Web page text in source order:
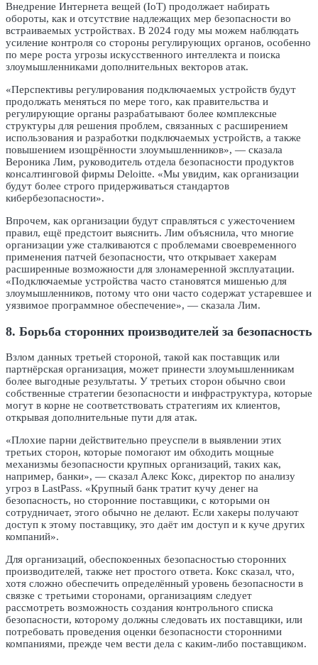
Внедрение Интернета вещей (IoT) продолжает набирать
обороты, как и отсутствие надлежащих мер безопасности во
встраиваемых устройствах. В 2024 году мы можем наблюдать
усиление контроля со стороны регулирующих органов, особенно
по мере роста угрозы искусственного интеллекта и поиска
злоумышленниками дополнительных векторов атак.
«Перспективы регулирования подключаемых устройств будут
продолжать меняться по мере того, как правительства и
регулирующие органы разрабатывают более комплексные
структуры для решения проблем, связанных с расширением
использования и разработки подключаемых устройств, а также
повышением изощрённости злоумышленников», — сказала
Вероника Лим, руководитель отдела безопасности продуктов
консалтинговой фирмы Deloitte. «Мы увидим, как организации
будут более строго придерживаться стандартов
кибербезопасности».
Впрочем, как организации будут справляться с ужесточением
правил, ещё предстоит выяснить. Лим объяснила, что многие
организации уже сталкиваются с проблемами своевременного
применения патчей безопасности, что открывает хакерам
расширенные возможности для злонамеренной эксплуатации.
«Подключаемые устройства часто становятся мишенью для
злоумышленников, потому что они часто содержат устаревшее и
уязвимое программное обеспечение», — сказала Лим.
8. Борьба сторонних производителей за безопасность
Взлом данных третьей стороной, такой как поставщик или
партнёрская организация, может принести злоумышленникам
более выгодные результаты. У третьих сторон обычно свои
собственные стратегии безопасности и инфраструктура, которые
могут в корне не соответствовать стратегиям их клиентов,
открывая дополнительные пути для атак.
«Плохие парни действительно преуспели в выявлении этих
третьих сторон, которые помогают им обходить мощные
механизмы безопасности крупных организаций, таких как,
например, банки», — сказал Алекс Кокс, директор по анализу
угроз в LastPass. «Крупный банк тратит кучу денег на
безопасность, но сторонние поставщики, с которыми он
сотрудничает, этого обычно не делают. Если хакеры получают
доступ к этому поставщику, это даёт им доступ и к куче других
компаний».
Для организаций, обеспокоенных безопасностью сторонних
производителей, также нет простого ответа. Кокс сказал, что,
хотя сложно обеспечить определённый уровень безопасности в
связке с третьими сторонами, организациям следует
рассмотреть возможность создания контрольного списка
безопасности, которому должны следовать их поставщики, или
потребовать проведения оценки безопасности сторонними
компаниями, прежде чем вести дела с каким-либо поставщиком.